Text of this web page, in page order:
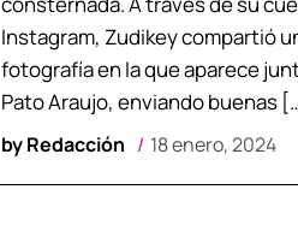
byRedacción 18 enero, 2024
Instagram, Zudikey compartió
fotografía en la que aparece
Pato Araujo, enviando buenas